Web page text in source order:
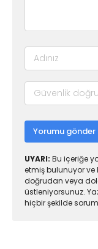
Yorumu gönder
UYARI: Bu içeriğe
etmiş bulunuyor ve
doğrudan veya
üstleniyorsunuz.
hiçbir şekilde